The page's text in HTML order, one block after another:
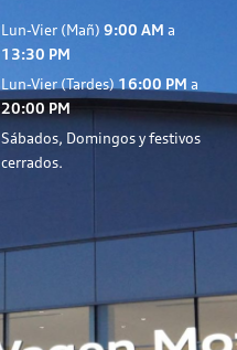
Lun-Vier (Mañ) 9:00 AM a
13:30 PM
Lun-Vier (Tardes) 16:00 PM a
20:00 PM
Sábados, Domingos y festivos
cerrados.